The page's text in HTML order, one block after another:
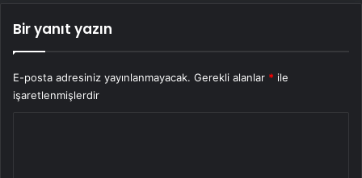
Bir yanıt yazın
E-posta adresiniz yayınlanmayacak. Gerekli alanlar * ile
işaretlenmişlerdir